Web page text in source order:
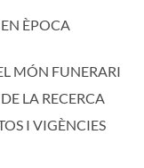
ÈPOCA
MÓN FUNERARI
LA RECERCA
I VIGÈNCIES